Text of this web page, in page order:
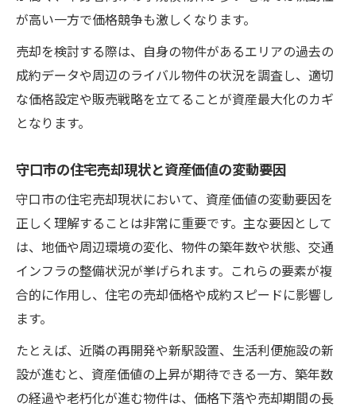
が高い一方で価格競争も激しくなります。
売却を検討する際は、自身の物件があるエリアの過去の
成約データや周辺のライバル物件の状況を調査し、適切
な価格設定や販売戦略を立てることが資産最大化のカギ
となります。
守口市の住宅売却現状と資産価値の変動要因
守口市の住宅売却現状において、資産価値の変動要因を
正しく理解することは非常に重要です。主な要因として
は、地価や周辺環境の変化、物件の築年数や状態、交通
インフラの整備状況が挙げられます。これらの要素が複
合的に作用し、住宅の売却価格や成約スピードに影響し
ます。
たとえば、近隣の再開発や新駅設置、生活利便施設の新
設が進むと、資産価値の上昇が期待できる一方、築年数
の経過や老朽化が進む物件は、価格下落や売却期間の長